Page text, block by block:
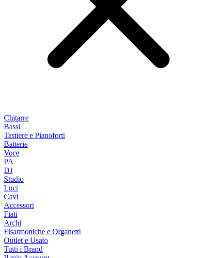
Chitarre
Bassi
Tastiere e Pianoforti
Batterie
Voce
PA
DJ
Studio
Luci
Cavi
Accessori
Fiati
Archi
Fisarmoniche e Organetti
Outlet e Usato
Tutti i Brand